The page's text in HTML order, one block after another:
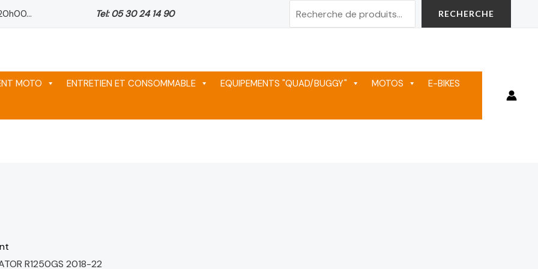
Tel: 05 30 24 14 90 Rechercher RECHERCHE
MOTO ENTRETIEN ET CONSOMMABLE EQUIPEMENTS "QUAD/BUGGY" MOTOS
E-BIKES
R1250GS 2018-22
64 د.م..64 د.م..64 د.م..